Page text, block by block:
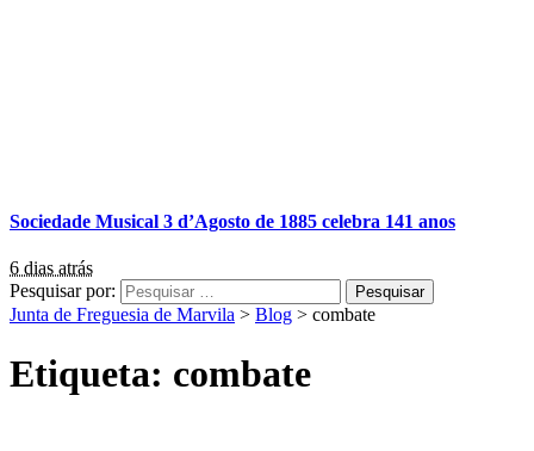
Sociedade Musical 3 d’Agosto de 1885 celebra 141 anos
6 dias atrás
Pesquisar por:
Junta de Freguesia de Marvila > Blog > combate
Etiqueta: combate